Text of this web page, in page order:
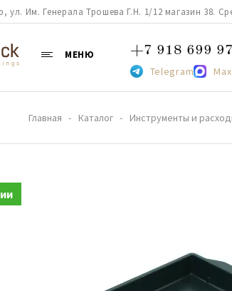
ул. Им. Генерала Трошева Г.Н. 1/12 магазин 38.
МЕНЮ +7 918 699
Telegram Max
Главная Каталог Инструменты и